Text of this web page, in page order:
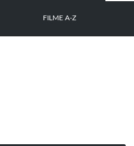
FILME A-Z